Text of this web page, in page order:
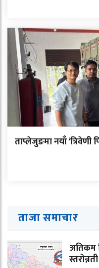
ताप्लेजुङमा नयाँ ‘त्रिवेणी
ताजा समाचार
अतिकम